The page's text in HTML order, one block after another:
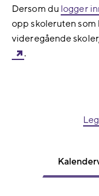
Dersom du logger
opp skoleruten som
videregående
.